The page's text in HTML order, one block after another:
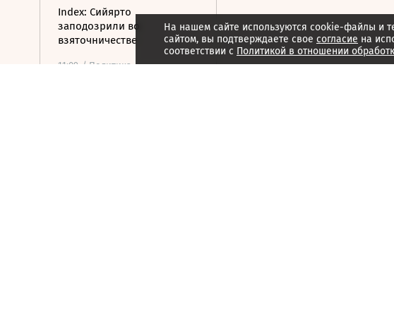
Index: Сийярто
заподозрили во
взяточничестве
11:09 / Политика
На нашем сайте используются cookie-файлы и
сайтом, вы подтверждаете свое согласие на
соответствии с Политикой в отношении